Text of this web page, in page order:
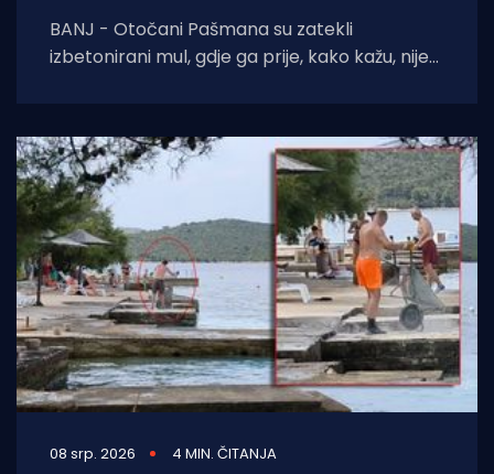
BANJ - Otočani Pašmana su zatekli
izbetonirani mul, gdje ga prije, kako kažu, nije
08 srp. 2026 4 MIN. ČITANJA